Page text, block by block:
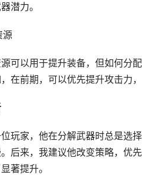
潜力。
源
可以用于提升装备，但如何分
在前期，可以优先提升攻击力
玩家，他在分解武器时总是选
后来，我建议他改变策略，优
著提升。